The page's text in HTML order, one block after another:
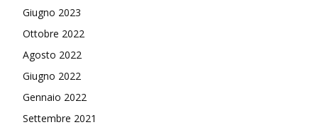
Giugno 2023
Ottobre 2022
Agosto 2022
Giugno 2022
Gennaio 2022
Settembre 2021